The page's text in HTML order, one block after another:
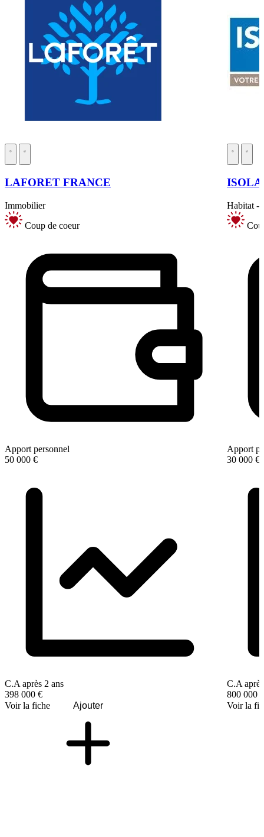
LAFORET FRANCE
Immobilier
Coup de coeur
Apport personnel
50 000 €
C.A après 2 ans
398 000 €
Voir la fiche
Ajouter
Habitat -
Apport
30 000 €
C.A
800 000 €
Voir la